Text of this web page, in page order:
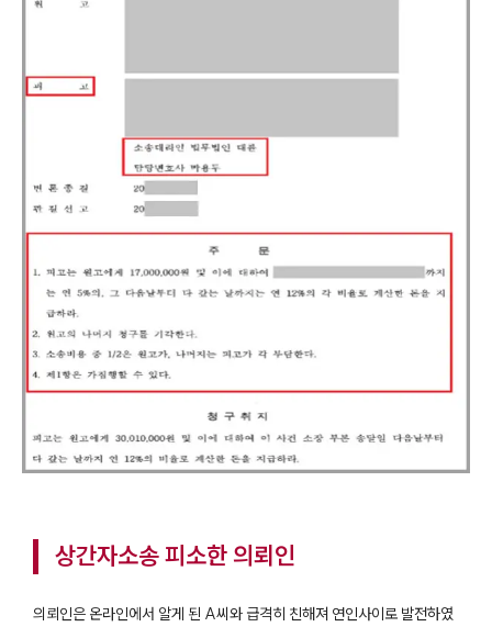
상간자소송 피소한 의뢰인
의뢰인은 온라인에서 알게 된 A씨와 급격히 친해져 연인사이로 발전하였